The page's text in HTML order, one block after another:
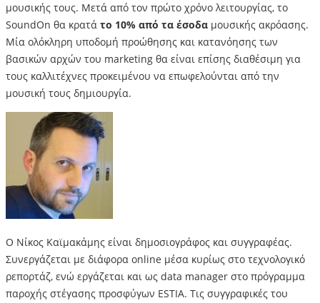
μουσικής τους. Μετά από τον πρώτο χρόνο λειτουργίας, το
SoundOn θα κρατά το 10% από τα έσοδα μουσικής ακρόασης.
Μία ολόκληρη υποδομή προώθησης και κατανόησης των
βασικών αρχών του marketing θα είναι επίσης διαθέσιμη για
τους καλλιτέχνες προκειμένου να επωφελούνται από την
μουσική τους δημιουργία.
O Νίκος Καϊμακάμης είναι δημοσιογράφος και συγγραφέας.
Συνεργάζεται με διάφορα online μέσα κυρίως στο τεχνολογικό
ρεπορτάζ, ενώ εργάζεται και ως data manager στο πρόγραμμα
παροχής στέγασης προσφύγων ESTIA. Τις συγγραφικές του